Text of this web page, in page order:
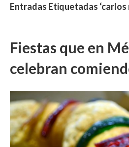
Entradas Etiquetadas ‘carlos
Fiestas que en
celebran